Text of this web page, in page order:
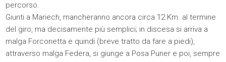
percorso.
Giunti a Mariech, mancheranno ancora circa 12 Km. al termine
del giro, ma decisamente più semplici; in discesa si arriva a
malga Forconetta e quindi (breve tratto da fare a piedi),
attraverso malga Federa, si giunge a Posa Puner e poi, sempre